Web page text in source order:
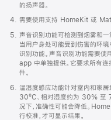
的扬声器。
需要使用支持 HomeKit 或
声音识别功能可检测到烟雾和一
当用户身处可能受到伤害的环境
识别功能。声音识别功能需要使
app 中单独提供。它要求所有
件。
温湿度感应功能针对室内和家
30ºC、相对湿度约为 30% 至
况下，准确性可能会降低。
行校准，才可显示结果。